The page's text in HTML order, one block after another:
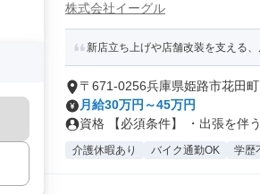
株式会社イーグル
新店立ち上げや店舗改装を支える
〒671-0256兵庫県姫路市花田
月給30万円～45万円
資格 【必須条件】 ・出張を伴
介護休暇あり バイク通勤OK 学歴